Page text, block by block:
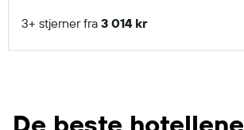
3+ stjerner fra 3 014 kr
De beste hotellene